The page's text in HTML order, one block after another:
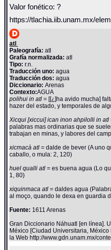
Valor fonético: ?
https://tlachia.iib.unam.mx/
atl
Paleografía: atl
Grafía normalizada: atl
Tipo: r.n.
Traducción uno: agua
Traducción dos: agua
Diccionario:Arenas
Contexto:AGUA
polihui in atl= [[¿]ha avido mucha]
hazer del estado, y temporales de
Xicqui [xiccui] ican inon ahpilolli in atl
palabras mas ordinarias que se
trabajan en minas, y labores del
xicmacà atl= dalde de bever (A uno
caballo, o mula: 2, 120)
huel qualli atl= es buena agua (Lo
1, 80)
xiquinmaca atl= daldes agua
al moço, quando le dexa en guardia
Fuente: 1611 Arenas
Gran Diccionario Náhuatl [en línea].
México [Ciudad Universitaria,
la Web http://www.gdn.unam.mx/